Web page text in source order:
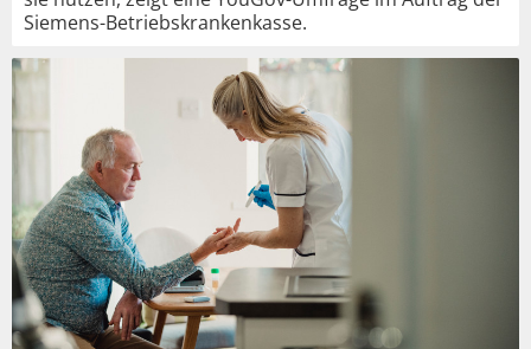
Siemens-Betriebskrankenkasse.